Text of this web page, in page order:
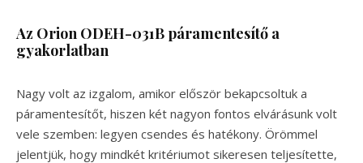
Az Orion ODEH-031B páramentesítő a
gyakorlatban
Nagy volt az izgalom, amikor először bekapcsoltuk a
páramentesítőt, hiszen két nagyon fontos elvárásunk volt
vele szemben: legyen csendes és hatékony. Örömmel
jelentjük, hogy mindkét kritériumot sikeresen teljesítette,